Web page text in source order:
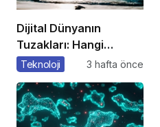
Dijital Dünyanın
Tuzakları: Hangi
Yöntemleri
Teknoloji 3 hafta önce